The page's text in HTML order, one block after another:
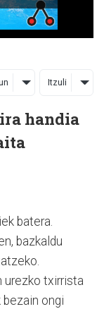
Itzuli
handia
batera.
bazkaldu
urezko txirrista
ongi